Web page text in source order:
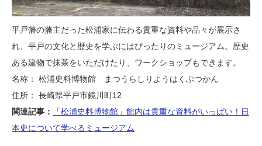
平戸藩の藩主だった松浦家に伝わる貴重な資料や品々が展示さ
れ、平戸の文化と歴史を学ぶにはぴったりのミュージアム。歴史
ある建物で抹茶をいただけたり、ワークショップもできます。
名称： 松浦史料博物館 まつうらしりようはくぶつかん
住所： 長崎県平戸市鏡川町12
関連記事：
「松浦史料博物館」館内は貴重な資料がいっぱい！日
本史について学べるミュージアム